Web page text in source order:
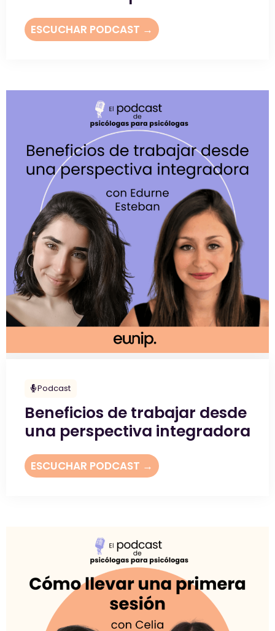
ESCUCHAR PODCAST →
Podcast
Beneficios de trabajar desde
una perspectiva integradora
ESCUCHAR PODCAST →